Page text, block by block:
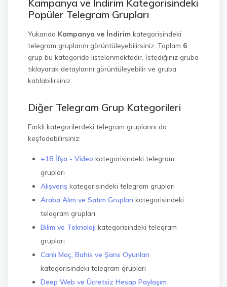
Kampanya ve İndirim Kategorisindeki
Popüler Telegram Grupları
Yukarıda Kampanya ve İndirim kategorisindeki
telegram gruplarını görüntüleyebilirsiniz. Toplam 6
grup bu kategoride listelenmektedir. İstediğiniz gruba
tıklayarak detaylarını görüntüleyebilir ve gruba
katılabilirsiniz.
Diğer Telegram Grup Kategorileri
Farklı kategorilerdeki telegram gruplarını da
keşfedebilirsiniz:
+18 İfşa - Video kategorisindeki telegram
grupları
Alışveriş kategorisindeki telegram grupları
Araba Alım ve Satım Grupları kategorisindeki
telegram grupları
Bilim ve Teknoloji kategorisindeki telegram
grupları
Canlı Maç, Bahis ve Şans Oyunları
kategorisindeki telegram grupları
Deep Web ve Ücretsiz Hesap Paylaşım